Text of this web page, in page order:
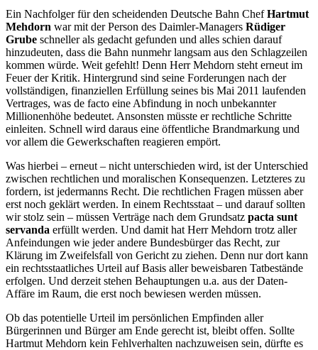
Ein Nachfolger für den scheidenden Deutsche Bahn ChefHartmut
Mehdorn war mit der Person des Daimler-Managers Rüdiger
Grube schneller als gedacht gefunden und alles schien darauf
hinzudeuten, dass die Bahn nunmehr langsam aus den Schlagzeilen
kommen würde. Weit gefehlt! Denn Herr Mehdorn steht erneut im
Feuer der Kritik. Hintergrund sind seine Forderungen nach der
vollständigen, finanziellen Erfüllung seines bis Mai 2011 laufenden
Vertrages, was de facto eine Abfindung in noch unbekannter
Millionenhöhe bedeutet. Ansonsten müsste er rechtliche Schritte
einleiten. Schnell wird daraus eine öffentliche Brandmarkung und
vor allem die Gewerkschaften reagieren empört.
Was hierbei – erneut – nicht unterschieden wird, ist der Unterschied
zwischen rechtlichen und moralischen Konsequenzen. Letzteres zu
fordern, ist jedermanns Recht. Die rechtlichen Fragen müssen aber
erst noch geklärt werden. In einem Rechtsstaat – und darauf sollten
wir stolz sein – müssen Verträge nach dem Grundsatz pacta sunt
servanda erfüllt werden. Und damit hat Herr Mehdorn trotz aller
Anfeindungen wie jeder andere Bundesbürger das Recht, zur
Klärung im Zweifelsfall von Gericht zu ziehen. Denn nur dort kann
ein rechtsstaatliches Urteil auf Basis aller beweisbaren Tatbestände
erfolgen. Und derzeit stehen Behauptungen u.a. aus der Daten-
Affäre im Raum, die erst noch bewiesen werden müssen.
Ob das potentielle Urteil im persönlichen Empfinden aller
Bürgerinnen und Bürger am Ende gerecht ist, bleibt offen. Sollte
Hartmut Mehdorn kein Fehlverhalten nachzuweisen sein, dürfte es